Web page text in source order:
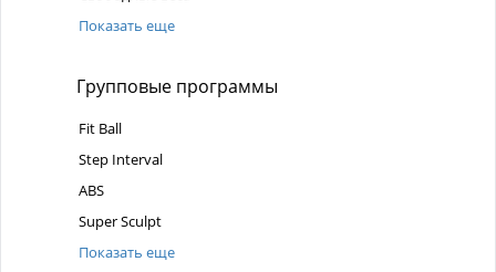
Показать еще
Групповые программы
Fit Ball
Step Interval
ABS
Super Sculpt
Показать еще